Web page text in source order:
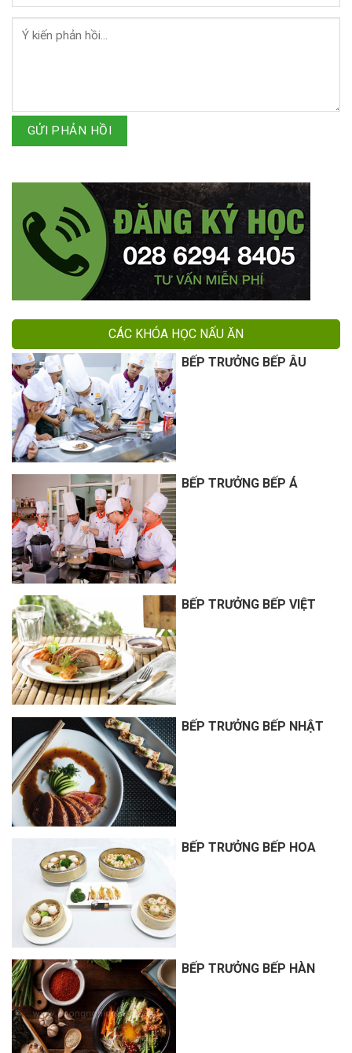
GỬI PHẢN HỒI
CÁC KHÓA HỌC NẤU ĂN
BẾP TRƯỞNG BẾP ÂU
BẾP TRƯỞNG BẾP Á
BẾP TRƯỞNG BẾP VIỆT
BẾP TRƯỞNG BẾP NHẬT
BẾP TRƯỞNG BẾP HOA
BẾP TRƯỞNG BẾP HÀN